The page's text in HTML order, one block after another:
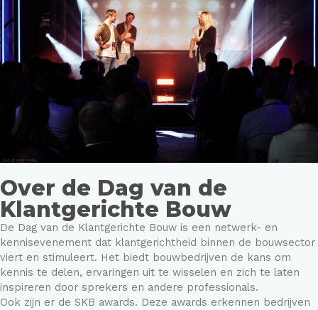
Over de Dag van de
Klantgerichte Bouw
De Dag van de Klantgerichte Bouw is een netwerk- en
kennisevenement dat klantgerichtheid binnen de bouwsector
viert en stimuleert. Het biedt bouwbedrijven de kans om
kennis te delen, ervaringen uit te wisselen en zich te laten
inspireren door sprekers en andere professionals.
Ook zijn er de SKB awards. Deze awards erkennen bedrijven